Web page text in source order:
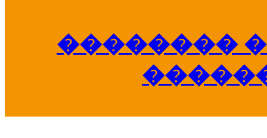
��������